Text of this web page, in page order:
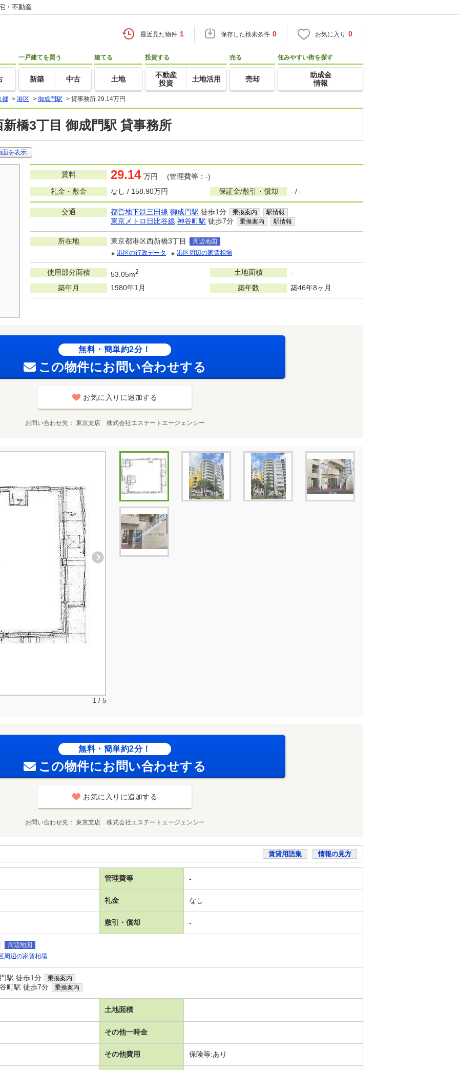
・不動産
最近見た物件 1 保存した検索条件 0 お気に入り 0
一戸建てを買う
新築 中古
建てる
土地
投資する
不動産
投資
土地活用
売る
売却
住みやすい街を探す
助成金
情報
都 > 港区 > 御成門駅 > 貸事務所 29.14万円
橋3丁目 御成門駅 貸事務所
を表示
賃料 29.14 万円 (管理費等：-)
礼金・敷金
なし / 158.90万円 保証金/敷引・償却 - / -
交通 都営地下鉄三田線 御成門駅 徒歩1分 乗換案内 駅情報
東京メトロ日比谷線 神谷町駅 徒歩7分 乗換案内 駅情報
所在地 東京都港区西新橋3丁目
周辺地図
港区の行政データ
港区周辺の家賃相場
使用部分面積 53.05m2 土地面積
-
築年月
1980年1月 築年数 築46年8ヶ月
無料・簡単約2分！
この物件にお問い合わせする
お気に入りに追加する
お問い合わせ先 東京支店 株式会社エステートエージェンシー
1 / 5
無料・簡単約2分！
この物件にお問い合わせする
お気に入りに追加する
お問い合わせ先 東京支店 株式会社エステートエージェンシー
賃貸用語集 情報の見方
管理費等 -
礼金 なし
敷引・償却 -
周辺地図
周辺の家賃相場
駅 徒歩1分 乗換案内
町駅 徒歩7分 乗換案内
土地面積
その他一時金
その他費用 保険等:あり